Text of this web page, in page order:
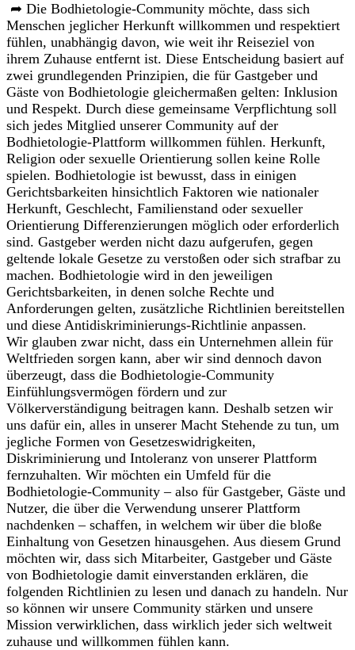
➦ Die Bodhietologie-Community möchte, dass sich
Menschen jeglicher Herkunft willkommen und respektiert
fühlen, unabhängig davon, wie weit ihr Reiseziel von
ihrem Zuhause entfernt ist. Diese Entscheidung basiert auf
zwei grundlegenden Prinzipien, die für Gastgeber und
Gäste von Bodhietologie gleichermaßen gelten: Inklusion
und Respekt. Durch diese gemeinsame Verpflichtung soll
sich jedes Mitglied unserer Community auf der
Bodhietologie-Plattform willkommen fühlen. Herkunft,
Religion oder sexuelle Orientierung sollen keine Rolle
spielen. Bodhietologie ist bewusst, dass in einigen
Gerichtsbarkeiten hinsichtlich Faktoren wie nationaler
Herkunft, Geschlecht, Familienstand oder sexueller
Orientierung Differenzierungen möglich oder erforderlich
sind. Gastgeber werden nicht dazu aufgerufen, gegen
geltende lokale Gesetze zu verstoßen oder sich strafbar zu
machen. Bodhietologie wird in den jeweiligen
Gerichtsbarkeiten, in denen solche Rechte und
Anforderungen gelten, zusätzliche Richtlinien bereitstellen
und diese Antidiskriminierungs-Richtlinie anpassen.
Wir glauben zwar nicht, dass ein Unternehmen allein für
Weltfrieden sorgen kann, aber wir sind dennoch davon
überzeugt, dass die Bodhietologie-Community
Einfühlungsvermögen fördern und zur
Völkerverständigung beitragen kann. Deshalb setzen wir
uns dafür ein, alles in unserer Macht Stehende zu tun, um
jegliche Formen von Gesetzeswidrigkeiten,
Diskriminierung und Intoleranz von unserer Plattform
fernzuhalten. Wir möchten ein Umfeld für die
Bodhietologie-Community – also für Gastgeber, Gäste und
Nutzer, die über die Verwendung unserer Plattform
nachdenken – schaffen, in welchem wir über die bloße
Einhaltung von Gesetzen hinausgehen. Aus diesem Grund
möchten wir, dass sich Mitarbeiter, Gastgeber und Gäste
von Bodhietologie damit einverstanden erklären, die
folgenden Richtlinien zu lesen und danach zu handeln. Nur
so können wir unsere Community stärken und unsere
Mission verwirklichen, dass wirklich jeder sich weltweit
zuhause und willkommen fühlen kann.